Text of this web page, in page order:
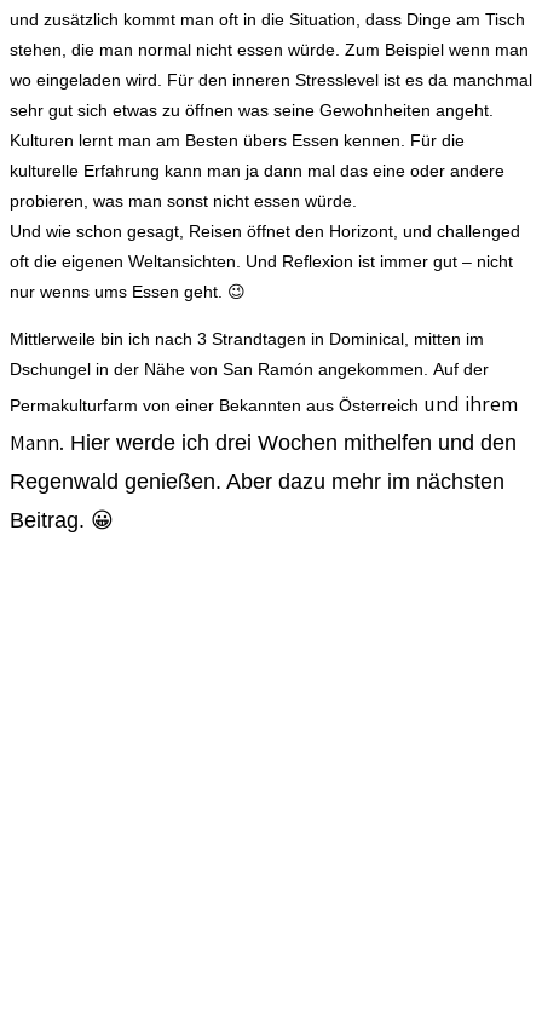
und zusätzlich kommt man oft in die Situation, dass Dinge am Tisch
stehen, die man normal nicht essen würde. Zum Beispiel wenn man
wo eingeladen wird. Für den inneren Stresslevel ist es da manchmal
sehr gut sich etwas zu öffnen was seine Gewohnheiten angeht.
Kulturen lernt man am Besten übers Essen kennen. Für die
kulturelle Erfahrung kann man ja dann mal das eine oder andere
probieren, was man sonst nicht essen würde.
Und wie schon gesagt, Reisen öffnet den Horizont, und challenged
oft die eigenen Weltansichten. Und Reflexion ist immer gut – nicht
nur wenns ums Essen geht. 😉
Mittlerweile bin ich nach 3 Strandtagen in Dominical, mitten im
Dschungel in der Nähe von San Ramón angekommen. Auf der
Permakulturfarm von einer Bekannten aus Österreich und ihrem
Mann. Hier werde ich drei Wochen mithelfen und den
Regenwald genießen. Aber dazu mehr im nächsten
Beitrag. 😀